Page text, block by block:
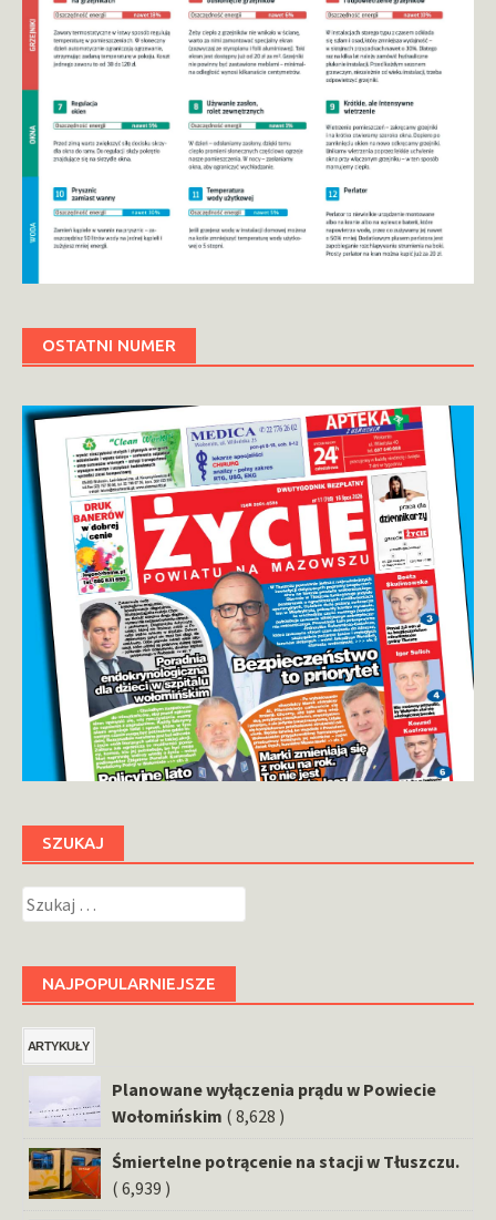
OSTATNI NUMER
SZUKAJ
Szukaj:
NAJPOPULARNIEJSZE
ARTYKUŁY
Planowane wyłączenia prądu w Powiecie
Wołomińskim ( 8,628 )
Śmiertelne potrącenie na stacji w Tłuszczu.
( 6,939 )